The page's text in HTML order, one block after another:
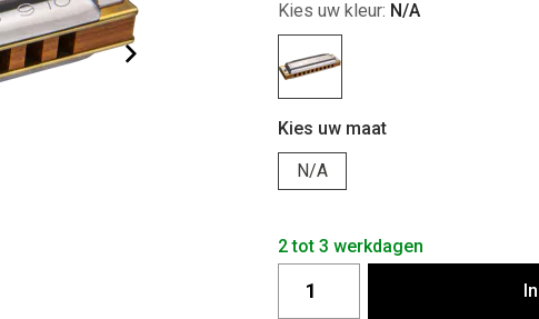
Kies uw kleur: N/A
Kies uw maat
N/A
2 tot 3 werkdagen
In